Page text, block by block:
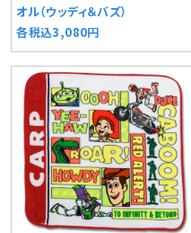
オル（ウッディ＆バズ）
各税込3,080円